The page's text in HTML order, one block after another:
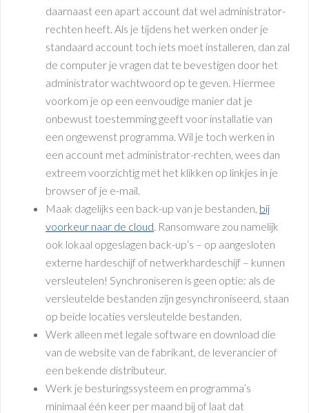
daarnaast een apart account dat wel administrator-
rechten heeft. Als je tijdens het werken onder je
standaard account toch iets moet installeren, dan zal
de computer je vragen dat te bevestigen door het
administrator wachtwoord op te geven. Hiermee
voorkom je op een eenvoudige manier dat je
onbewust toestemming geeft voor installatie van
een ongewenst programma. Wil je toch werken in
een account met administrator-rechten, wees dan
extreem voorzichtig met het klikken op linkjes in je
browser of je e-mail.
Maak dagelijks een back-up van je bestanden, bij
voorkeur naar de cloud . Ransomware zou namelijk
ook lokaal opgeslagen back-up’s – op aangesloten
externe hardeschijf of netwerkhardeschijf – kunnen
versleutelen! Synchroniseren is geen optie: als de
versleutelde bestanden zijn gesynchroniseerd, staan
op beide locaties versleutelde bestanden.
Werk alleen met legale software en download die
van de website van de fabrikant, de leverancier of
een bekende distributeur.
Werk je besturingssysteem en programma’s
minimaal één keer per maand bij of laat dat